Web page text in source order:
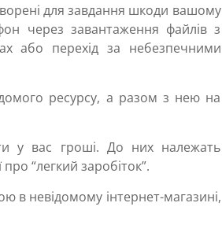
для завдання шкоди вашому
через завантаження файлів з
або перехід за небезпечними
ресурсу, а разом з нею на
у вас гроші. До них належать
“легкий заробіток”.
в невідомому інтернет-магазині,